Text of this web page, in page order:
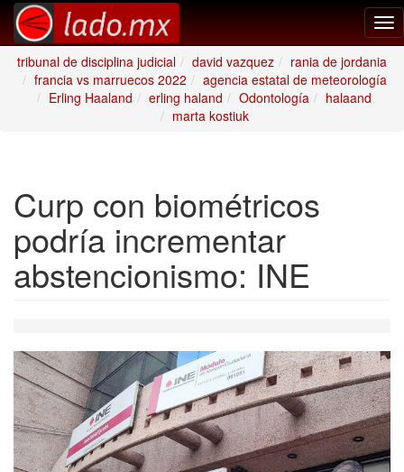
tribunal de disciplina judicial
david vazquez
rania de jordania
francia vs marruecos 2022
agencia estatal de meteorología
Erling Haaland
erling haland Odontología
halaand
marta kostiuk
Curp con biométricos
podría incrementar
abstencionismo: INE